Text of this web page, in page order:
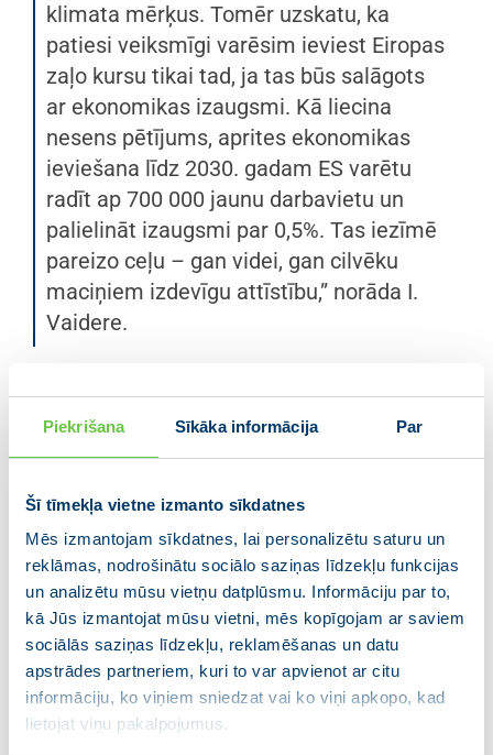
Piekrišana Sīkāka informācija Par
Šī tīmekļa vietne izmanto sīkdatnes
Mēs izmantojam sīkdatnes, lai personalizētu saturu un
reklāmas, nodrošinātu sociālo saziņas līdzekļu funkcijas
un analizētu mūsu vietņu datplūsmu. Informāciju par to,
kā Jūs izmantojat mūsu vietni, mēs kopīgojam ar saviem
sociālās saziņas līdzekļu, reklamēšanas un datu
apstrādes partneriem, kuri to var apvienot ar citu
informāciju, ko viņiem sniedzat vai ko viņi apkopo, kad
lietojat viņu pakalpojumus.
klimata mērķus. Tomēr uzskatu, ka
patiesi veiksmīgi varēsim ieviest Eiropas
zaļo kursu tikai tad, ja tas būs salāgots
ar ekonomikas izaugsmi. Kā liecina
nesens pētījums, aprites ekonomikas
ieviešana līdz 2030. gadam ES varētu
radīt ap 700 000 jaunu darbavietu un
palielināt izaugsmi par 0,5%. Tas iezīmē
pareizo ceļu – gan videi, gan cilvēku
maciņiem izdevīgu attīstību,” norāda I.
Vaidere.
mazākai atkritumu radīšanai, kas ietver gan
atteikšanos no precēm bez kurām varam iztikt, gan
videi draudzīgāku alternatīvu izvēli, kā arī preču
remontēšanu un, visbeidzot, materiālu otrreizēju
pārstrādi.
Vaidere pašreizējo problēmu ilustrē ar
piemēru: “Pieaugot pirkumiem internetā,
ārkārtīgi palielinās arī vienreizlietojamo
iepakojumu apjoms. Vidēji katrs latvietis
gadā saražo 134 kg iepakojuma